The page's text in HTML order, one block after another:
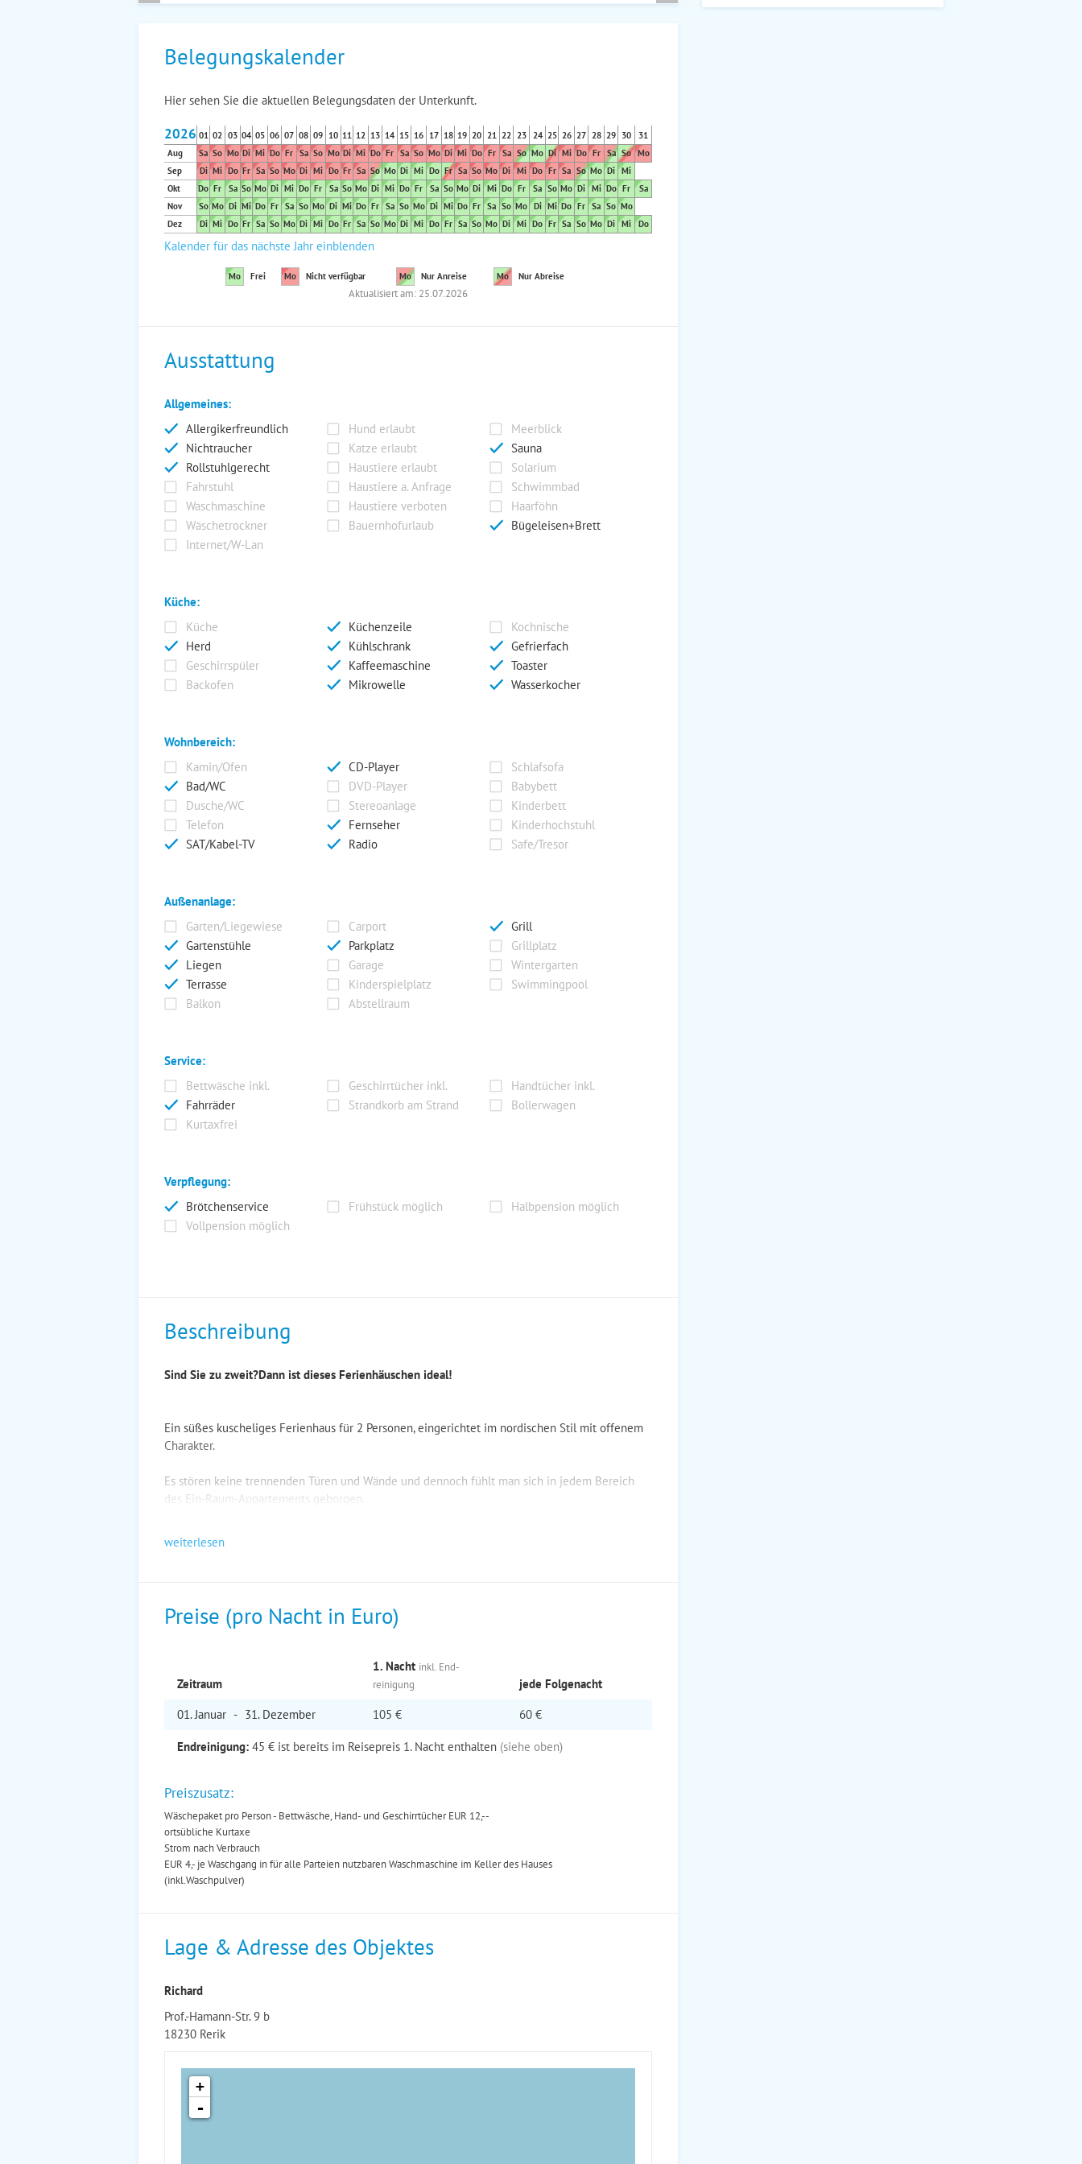
Belegungskalender
Hier sehen Sie die aktuellen Belegungsdaten der Unterkunft.
2026 01 02 03 04 05 06 07 08 09 10 11 12 13 14 15 16 17 18 19 20 21 22 23 24 25 26 27 28 29 30
31
Aug
Sa So Mo Di Mi Do Fr Sa So Mo Di Mi Do Fr Sa So Mo Di Mi Do Fr Sa So Mo Di Mi Do Fr Sa So Mo
Sep
Di Mi Do Fr Sa So Mo Di Mi Do Fr Sa So Mo Di Mi Do Fr Sa So Mo Di Mi Do Fr Sa So Mo Di Mi
Okt
Do Fr Sa So Mo Di Mi Do Fr Sa So Mo Di Mi Do Fr Sa So Mo Di Mi Do Fr Sa So Mo Di Mi Do Fr
Sa
Nov
So Mo Di Mi Do Fr Sa So Mo Di Mi Do Fr Sa So Mo Di Mi Do Fr Sa So Mo Di Mi Do Fr Sa So Mo
Dez
Di Mi Do Fr Sa So Mo Di Mi Do Fr Sa So Mo Di Mi Do Fr Sa So Mo Di Mi Do Fr Sa So Mo Di Mi Do
Kalender für das nächste Jahr einblenden
Mo Frei Mo Nicht verfügbar Mo Nur Anreise Mo Nur Abreise
Aktualisiert am: 25.07.2026
Ausstattung
Allgemeines:
Allergikerfreundlich
Hund erlaubt
Meerblick
Nichtraucher
Katze erlaubt
Sauna
Rollstuhlgerecht
Haustiere erlaubt
Solarium
Fahrstuhl
Haustiere a. Anfrage
Schwimmbad
Waschmaschine
Haustiere verboten
Haarföhn
Wäschetrockner
Bauernhofurlaub
Bügeleisen+Brett
Internet/W-Lan
Küche:
Küche
Küchenzeile
Kochnische
Herd
Kühlschrank
Gefrierfach
Geschirrspüler
Kaffeemaschine
Toaster
Backofen
Mikrowelle Wasserkocher
Wohnbereich:
Kamin/Ofen
CD-Player
Schlafsofa
Bad/WC
DVD-Player
Babybett
Dusche/WC
Stereoanlage
Kinderbett
Telefon
Fernseher
Kinderhochstuhl
SAT/Kabel-TV
Radio Safe/Tresor
Außenanlage:
Garten/Liegewiese
Carport
Grill
Gartenstühle
Parkplatz
Grillplatz
Liegen
Garage
Wintergarten
Terrasse
Kinderspielplatz
Swimmingpool
Balkon
Abstellraum
Service:
Bettwäsche inkl.
Geschirrtücher inkl.
Handtücher inkl.
Fahrräder
Strandkorb am Strand
Bollerwagen
Kurtaxfrei
Verpflegung:
Brötchenservice
Frühstück möglich
Halbpension möglich
Vollpension möglich
Beschreibung
Sind Sie zu zweit?Dann ist dieses Ferienhäuschen ideal!
Ein süßes kuscheliges Ferienhaus für 2 Personen, eingerichtet im nordischen Stil mit offenem
Charakter.
Es stören keine trennenden Türen und Wände und dennoch fühlt man sich in jedem Bereich
des Ein-Raum-Appartements geborgen.
weiterlesen
Preise (pro Nacht in Euro)
Zeitraum
1. Nacht inkl. End­
reinigung
jede Folge­nacht
01. Januar - 31. Dezember 105 € 60 €
Endreinigung: 45 € ist bereits im Reisepreis 1. Nacht enthalten (siehe oben)
Preiszusatz:
Wäschepaket pro Person - Bettwäsche, Hand- und Geschirrtücher EUR 12,--
ortsübliche Kurtaxe
Strom nach Verbrauch
EUR 4,- je Waschgang in für alle Parteien nutzbaren Waschmaschine im Keller des Hauses
(inkl.Waschpulver)
Lage & Adresse des Objektes
Richard
Prof.-Hamann-Str. 9 b
18230 Rerik
+
-